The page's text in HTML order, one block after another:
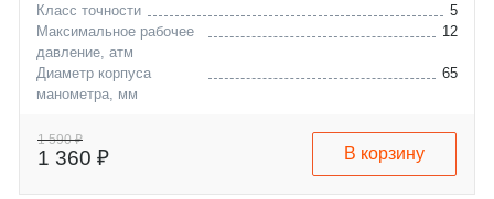
Класс точности
5
Максимальное рабочее
давление, атм
12
Диаметр корпуса
манометра, мм
65
давления, бар
1 590 ₽
1 360 ₽ В корзину